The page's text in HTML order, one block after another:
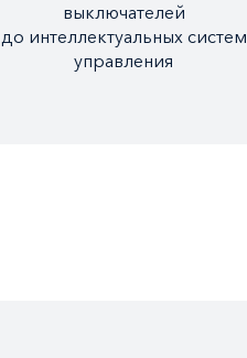
выключателей
до интеллектуальных систем
управления